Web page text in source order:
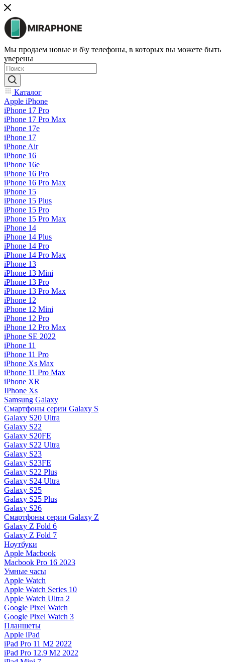
Мы продаем новые и б\у телефоны, в которых вы можете быть
уверены
Каталог
Apple iPhone
iPhone 17 Pro
iPhone 17 Pro Max
iPhone 17e
iPhone 17
iPhone Air
iPhone 16
iPhone 16e
iPhone 16 Pro
iPhone 16 Pro Max
iPhone 15
iPhone 15 Plus
iPhone 15 Pro
iPhone 15 Pro Max
iPhone 14
iPhone 14 Plus
iPhone 14 Pro
iPhone 14 Pro Max
iPhone 13
iPhone 13 Mini
iPhone 13 Pro
iPhone 13 Pro Max
iPhone 12
iPhone 12 Mini
iPhone 12 Pro
iPhone 12 Pro Max
iPhone SE 2022
iPhone 11
iPhone 11 Pro
iPhone Xs Max
iPhone 11 Pro Max
iPhone XR
IPhone Xs
Samsung Galaxy
Смартфоны серии Galaxy S
Galaxy S20 Ultra
Galaxy S22
Galaxy S20FE
Galaxy S22 Ultra
Galaxy S23
Galaxy S23FE
Galaxy S22 Plus
Galaxy S24 Ultra
Galaxy S25
Galaxy S25 Plus
Galaxy S26
Смартфоны серии Galaxy Z
Galaxy Z Fold 6
Galaxy Z Fold 7
Ноутбуки
Apple Macbook
Macbook Pro 16 2023
Умные часы
Apple Watch
Apple Watch Series 10
Apple Watch Ultra 2
Google Pixel Watch
Google Pixel Watch 3
Планшеты
Apple iPad
iPad Pro 11 M2 2022
iPad Pro 12.9 M2 2022